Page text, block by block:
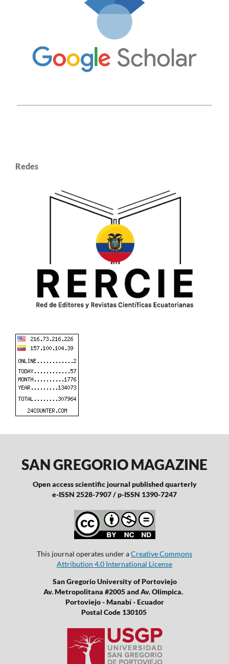
Redes
SAN GREGORIO MAGAZINE
Open access scientific journal published quarterly
e-ISSN 2528-7907 / p-ISSN 1390-7247
This journal operates under aCreative Commons
Attribution 4.0 International License
San Gregorio University of Portoviejo
Av. Metropolitana #2005 and Av. Olimpica.
Portoviejo - Manabí - Ecuador
Postal Code 130105